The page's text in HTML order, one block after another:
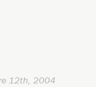
12th, 2004